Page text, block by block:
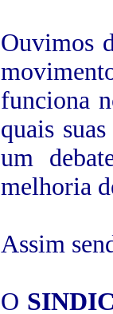
Ouvimos
funciona
quais
um
melhoria
Assim
O